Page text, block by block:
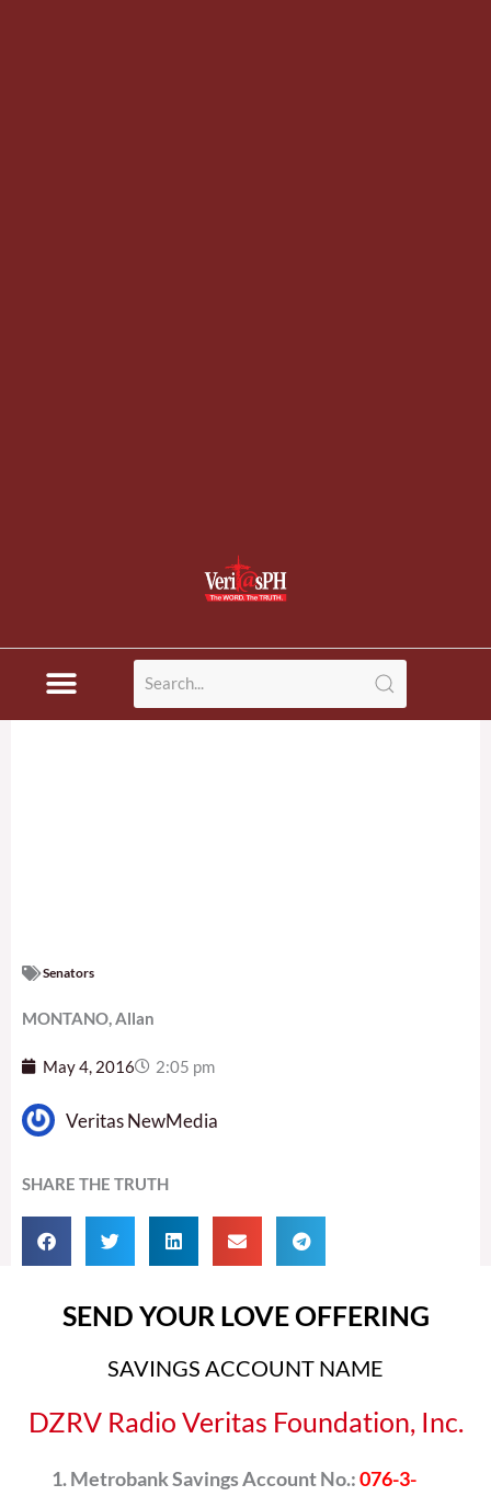
Senators
MONTANO, Allan
May 4, 2016 2:05 pm
Veritas NewMedia
SHARE THE TRUTH
SEND YOUR LOVE OFFERING
SAVINGS ACCOUNT NAME
DZRV Radio Veritas Foundation, Inc.
Metrobank Savings Account No.:076-3-